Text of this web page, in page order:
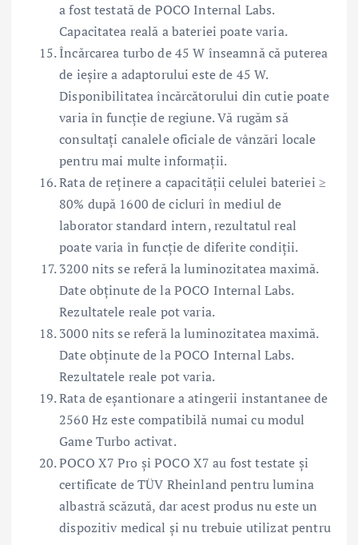
a fost testată de POCO Internal Labs.
Capacitatea reală a bateriei poate varia.
Încărcarea turbo de 45 W înseamnă că puterea
de ieșire a adaptorului este de 45 W.
Disponibilitatea încărcătorului din cutie poate
varia în funcție de regiune. Vă rugăm să
consultați canalele oficiale de vânzări locale
pentru mai multe informații.
Rata de reținere a capacității celulei bateriei ≥
80% după 1600 de cicluri în mediul de
laborator standard intern, rezultatul real
poate varia în funcție de diferite condiții.
3200 nits se referă la luminozitatea maximă.
Date obținute de la POCO Internal Labs.
Rezultatele reale pot varia.
3000 nits se referă la luminozitatea maximă.
Date obținute de la POCO Internal Labs.
Rezultatele reale pot varia.
Rata de eșantionare a atingerii instantanee de
2560 Hz este compatibilă numai cu modul
Game Turbo activat.
POCO X7 Pro și POCO X7 au fost testate și
certificate de TÜV Rheinland pentru lumina
albastră scăzută, dar acest produs nu este un
dispozitiv medical și nu trebuie utilizat pentru